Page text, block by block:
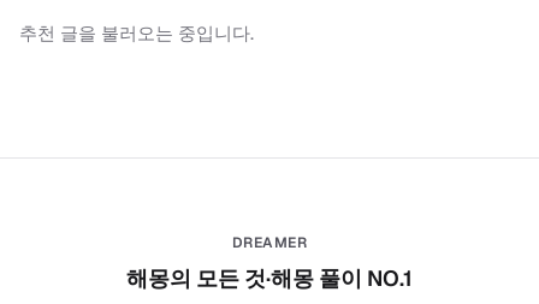
추천 글을 불러오는 중입니다.
DREAMER
해몽의 모든 것·해몽 풀이 NO.1